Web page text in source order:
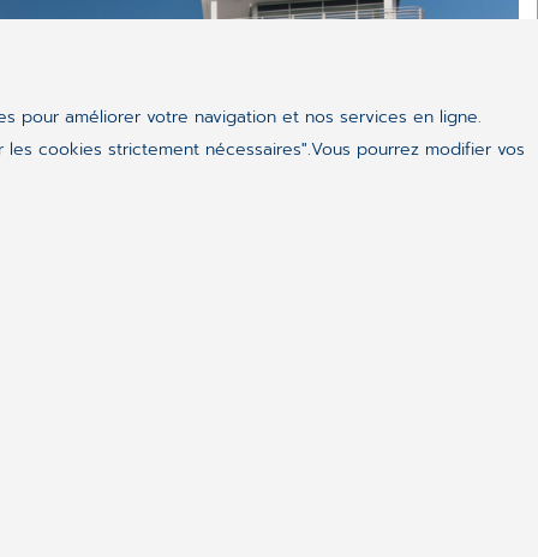
pour améliorer votre navigation et nos services en ligne.
cookies strictement nécessaires".Vous pourrez modifier vos